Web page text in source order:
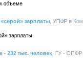
объеме
зарплаты , УПФР в
зарплаты
232 тыс. человек , ГУ - ОПФР